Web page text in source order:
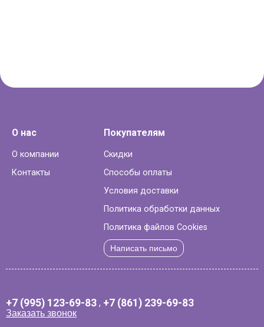
О нас
О компании
Контакты
Покупателям
Скидки
Способы оплаты
Условия доставки
Политика обработки данных
Политика файлов Cookies
Написать письмо
+7 (995) 123-69-83 , +7 (861) 239-69-83
Заказать звонок